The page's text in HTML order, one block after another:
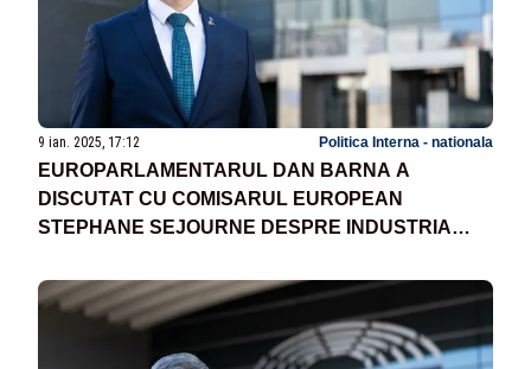
9 ian. 2025, 17:12 Politica Interna - nationala
EUROPARLAMENTARUL DAN BARNA A
DISCUTAT CU COMISARUL EUROPEAN
STEPHANE SEJOURNE DESPRE INDUSTRIA